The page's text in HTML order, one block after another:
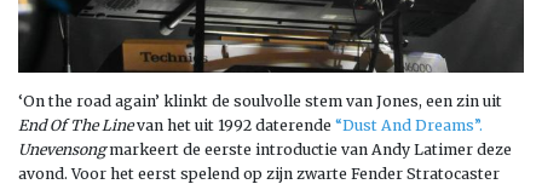
‘On the road again’ klinkt de soulvolle stem van Jones, een zin uit
End Of The Linevan het uit 1992 daterende “Dust And Dreams”.
Unevensongmarkeert de eerste introductie van Andy Latimer deze
avond. Voor het eerst spelend op zijn zwarte Fender Stratocaster